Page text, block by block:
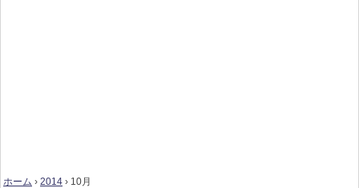
ホーム › 2014 › 10月